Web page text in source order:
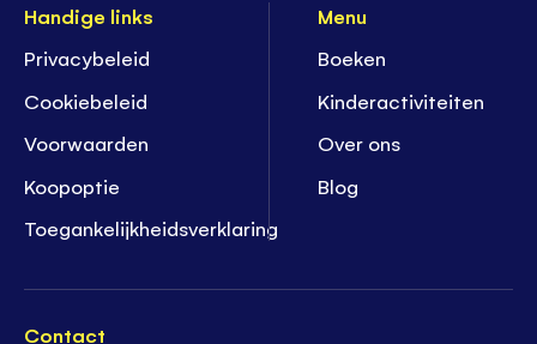
Handige links
Privacybeleid
Cookiebeleid
Voorwaarden
Koopoptie
Toegankelijkheidsverklaring
Menu
Boeken
Kinderactiviteiten
Over ons
Blog
Contact